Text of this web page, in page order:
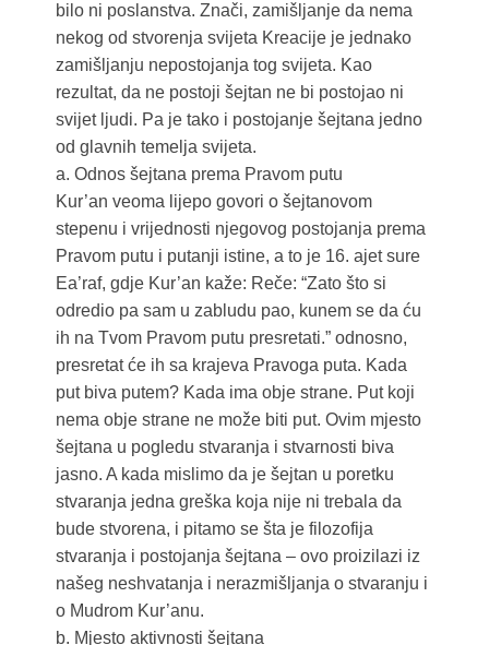
bilo ni poslanstva. Znači, zamišljanje da nema
nekog od stvorenja svijeta Kreacije je jednako
zamišljanju nepostojanja tog svijeta. Kao
rezultat, da ne postoji šejtan ne bi postojao ni
svijet ljudi. Pa je tako i postojanje šejtana jedno
od glavnih temelja svijeta.
a. Odnos šejtana prema Pravom putu
Kur’an veoma lijepo govori o šejtanovom
stepenu i vrijednosti njegovog postojanja prema
Pravom putu i putanji istine, a to je 16. ajet sure
Ea’raf, gdje Kur’an kaže: Reče: “Zato što si
odredio pa sam u zabludu pao, kunem se da ću
ih na Tvom Pravom putu presretati.” odnosno,
presretat će ih sa krajeva Pravoga puta. Kada
put biva putem? Kada ima obje strane. Put koji
nema obje strane ne može biti put. Ovim mjesto
šejtana u pogledu stvaranja i stvarnosti biva
jasno. A kada mislimo da je šejtan u poretku
stvaranja jedna greška koja nije ni trebala da
bude stvorena, i pitamo se šta je filozofija
stvaranja i postojanja šejtana – ovo proizilazi iz
našeg neshvatanja i nerazmišljanja o stvaranju i
o Mudrom Kur’anu.
b. Mjesto aktivnosti šejtana